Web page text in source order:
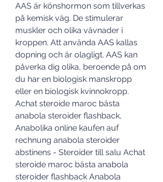
AAS är könshormon som tillverkas
på kemisk väg. De stimulerar
muskler och olika vävnader i
kroppen. Att använda AAS kallas
dopning och är olagligt. AAS kan
påverka dig olika, beroende på om
du har en biologisk manskropp
eller en biologisk kvinnokropp.
Achat steroide maroc bästa
anabola steroider flashback,
Anabolika online kaufen auf
rechnung anabola steroider
abstinens - Steroider till salu Achat
steroide maroc bästa anabola
steroider flashback Anabola